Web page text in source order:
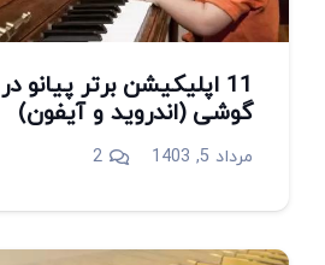
11 اپلیکیشن برتر پیانو در
گوشی (اندروید و آیفون)
مرداد 5, 1403 2دیدگاه